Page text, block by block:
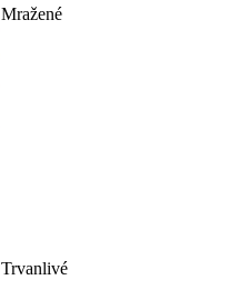
Mražené
Trvanlivé